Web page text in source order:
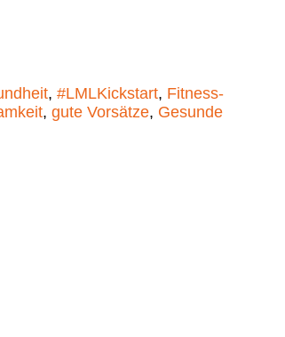
, #LMLKickstart, Fitness-
, gute Vorsätze, Gesunde